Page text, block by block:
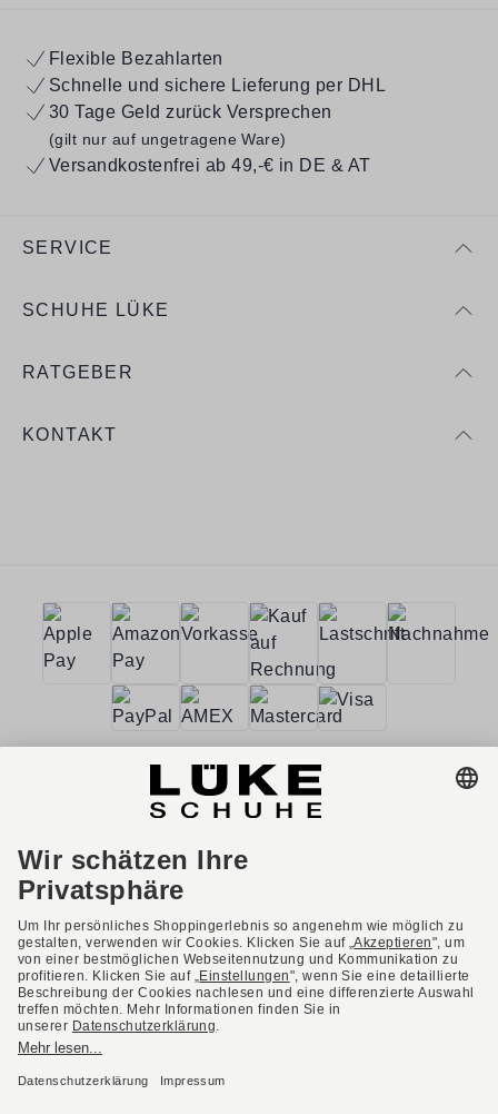
Flexible Bezahlarten
Schnelle und sichere Lieferung per DHL
30 Tage Geld zurück Versprechen
(gilt nur auf ungetragene Ware)
Versandkostenfrei ab 49,-€ in DE & AT
SERVICE
SCHUHE LÜKE
RATGEBER
KONTAKT
AGB Barrierefreiheit
Impressum
Datenschutzerklärung
Datenschutzeinstellungen